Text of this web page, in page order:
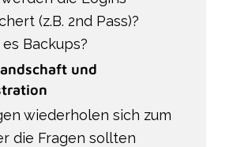
(z.B. 2nd Pass)?
Backups?
und
wiederholen sich zum
die Fragen sollten